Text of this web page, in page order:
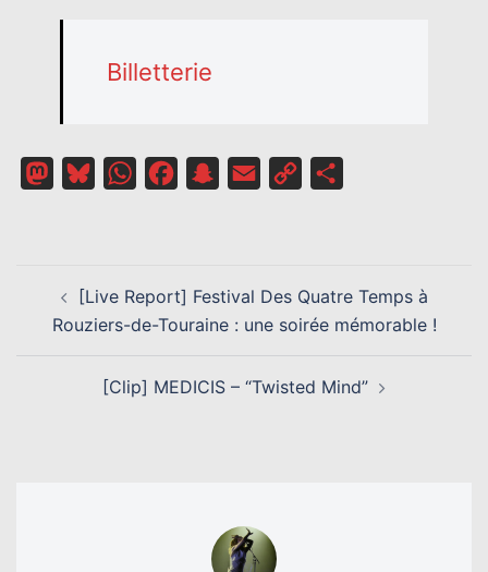
Billetterie
MastodonBlueskyWhatsAppFacebookSnapchat
Email
Copy
D’ARTICLE
[Live Report] Festival Des Quatre Temps à
Rouziers-de-Touraine : une soirée mémorable !
[Clip] MEDICIS – “Twisted Mind”